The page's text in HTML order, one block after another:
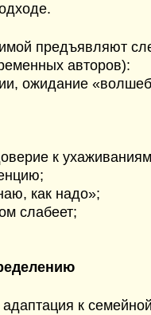
к
предъявляют
авторов):
ожидание
к
как надо»;
слабеет;